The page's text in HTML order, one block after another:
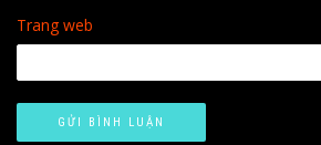
Trang web